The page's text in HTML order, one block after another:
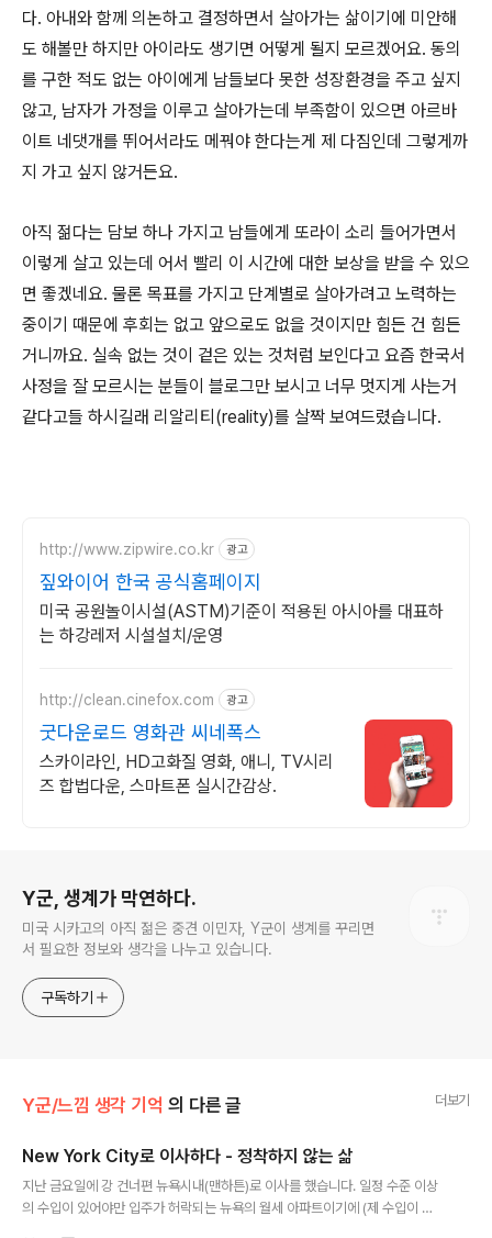
다. 아내와 함께 의논하고 결정하면서 살아가는 삶이기에 미안해
도 해볼만 하지만 아이라도 생기면 어떻게 될지 모르겠어요. 동의
를 구한 적도 없는 아이에게 남들보다 못한 성장환경을 주고 싶지
않고, 남자가 가정을 이루고 살아가는데 부족함이 있으면 아르바
이트 네댓개를 뛰어서라도 메꿔야 한다는게 제 다짐인데 그렇게까
지 가고 싶지 않거든요.
아직 젊다는 담보 하나 가지고 남들에게 또라이 소리 들어가면서
이렇게 살고 있는데 어서 빨리 이 시간에 대한 보상을 받을 수 있으
면 좋겠네요. 물론 목표를 가지고 단계별로 살아가려고 노력하는
중이기 때문에 후회는 없고 앞으로도 없을 것이지만 힘든 건 힘든
거니까요. 실속 없는 것이 겉은 있는 것처럼 보인다고 요즘 한국서
사정을 잘 모르시는 분들이 블로그만 보시고 너무 멋지게 사는거
같다고들 하시길래 리알리티(reality)를 살짝 보여드렸습니다.
http://www.zipwire.co.kr 광고
짚와이어 한국 공식홈페이지
미국 공원놀이시설(ASTM)기준이 적용된 아시아를 대표하
는 하강레저 시설설치/운영
http://clean.cinefox.com 광고
굿다운로드 영화관 씨네폭스
스카이라인, HD고화질 영화, 애니, TV시리
즈 합법다운, 스마트폰 실시간감상.
Y군, 생계가 막연하다.
미국 시카고의 아직 젊은 중견 이민자, Y군이 생계를 꾸리면
서 필요한 정보와 생각을 나누고 있습니다.
구독하기
Y군/느낌 생각 기억 의 다른 글 더보기
New York City로 이사하다 - 정착하지 않는 삶
지난 금요일에 강 건너편 뉴욕시내(맨하튼)로 이사를 했습니다. 일정 수준 이상
의 수입이 있어야만 입주가 허락되는 뉴욕의 월세 아파트이기에 (제 수입이 일